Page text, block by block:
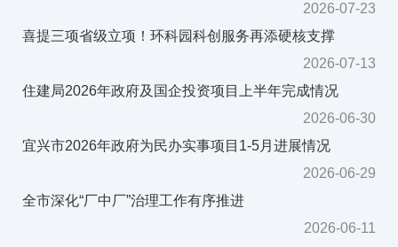
2026-07-23
喜提三项省级立项！环科园科创服务再添硬核支撑
2026-07-13
住建局2026年政府及国企投资项目上半年完成情况
2026-06-30
宜兴市2026年政府为民办实事项目1-5月进展情况
2026-06-29
全市深化“厂中厂”治理工作有序推进
2026-06-11